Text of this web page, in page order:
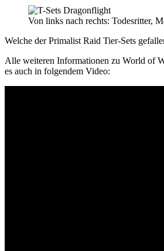
Von links nach rechts: Todesritter,
Welche der Primalist Raid Tier-Sets
Alle weiteren Informationen zu World of
es auch in folgendem Video: